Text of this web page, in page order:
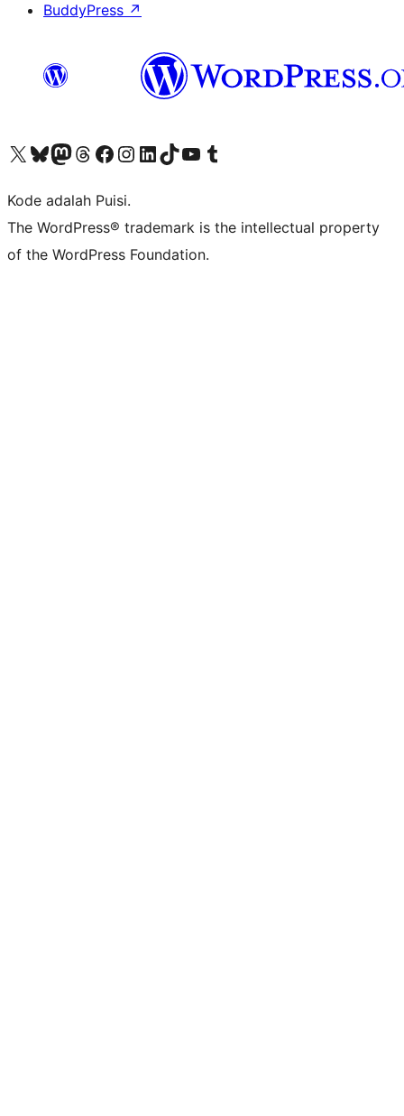
BuddyPress ↗
Kunjungi akun X (sebelumnya Twitter) kamiVisit our Bluesky account
Kunjungi akun Mastodon kami
Visit our Threads account
Kunjungi halaman Facebook kamiKunjungi akun Instagram kamiKunjungi akun LinkedIn kami
Visit our TikTok account
Kunjungi channel YouTube kamiVisit our Tumblr account
Kode adalah Puisi.
The WordPress® trademark is the intellectual property
of the WordPress Foundation.